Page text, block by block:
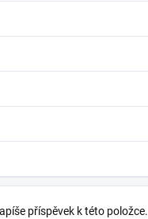
příspěvek k této položce.